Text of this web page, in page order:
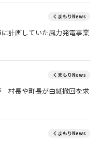
くまもりNews
計画していた風力発電事業
くまもりNews
村長や町長が白紙撤回を求
くまもりNews